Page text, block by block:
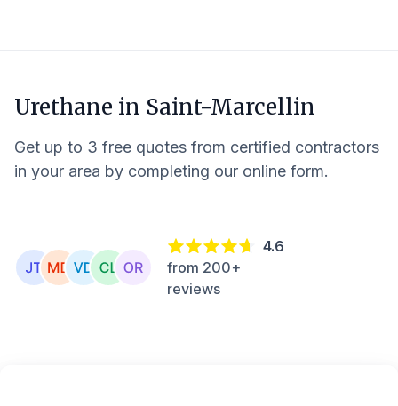
Urethane in Saint-Marcellin
Get up to 3 free quotes from certified contractors
in your area by completing our online form.
4.6
from 200+
reviews